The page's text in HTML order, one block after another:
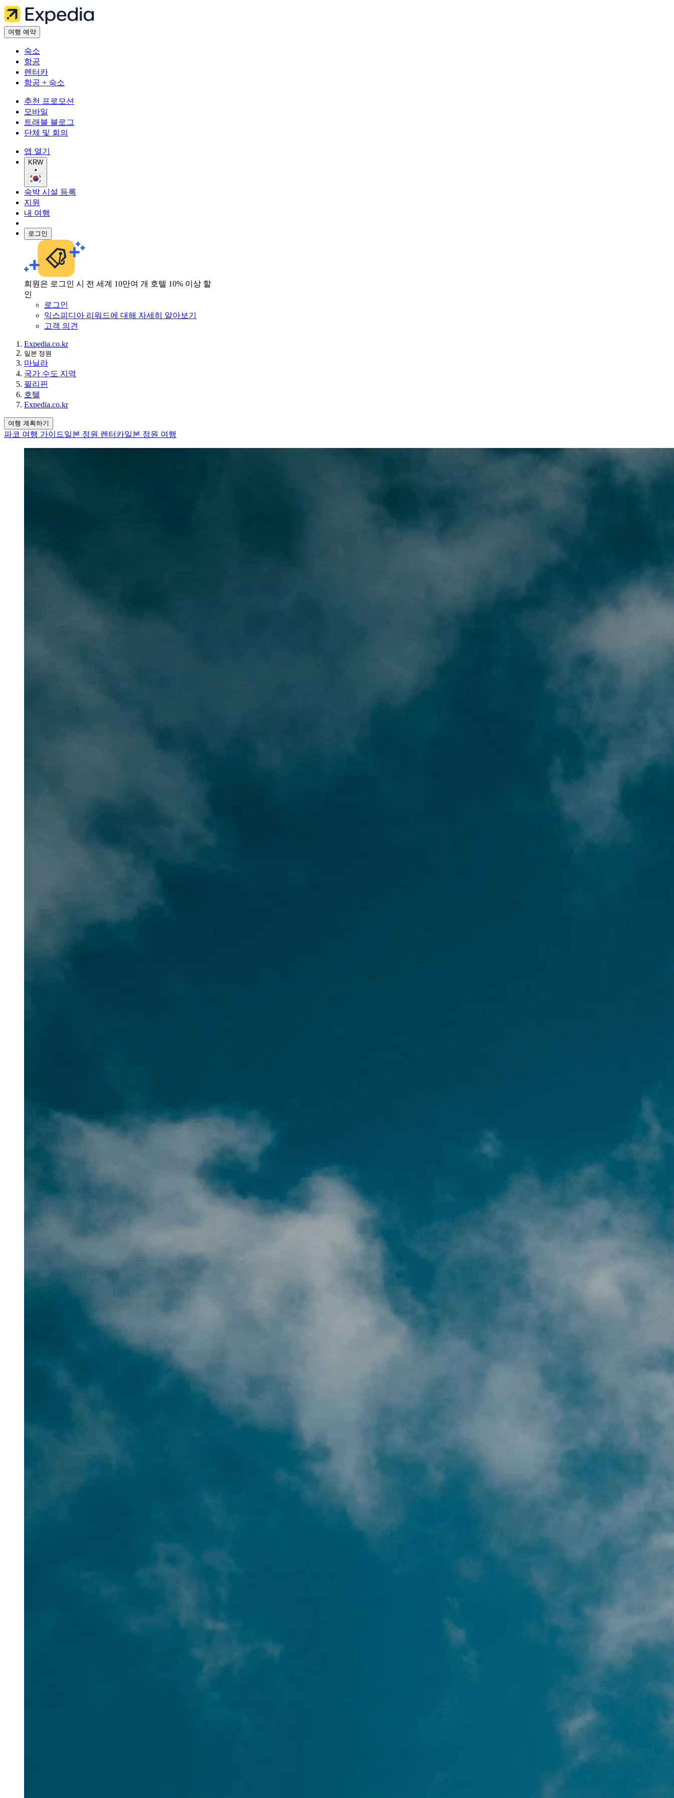
여행 예약
숙소
항공
렌터카
항공 + 숙소
추천 프로모션
모바일
트래블 블로그
단체 및 회의
앱 열기
KRW
•
숙박 시설 등록
지원
내 여행
로그인
회원은 로그인 시 전 세계 10만여 개 호텔 10% 이상 할
인
로그인
익스피디아 리워드에 대해 자세히 알아보기
고객 의견
Expedia.co.kr
일본 정원
마닐라
국가 수도 지역
필리핀
호텔
Expedia.co.kr
여행 계획하기
파코 여행 가이드일본 정원 렌터카일본 정원 여행